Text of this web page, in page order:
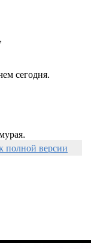
сегодня.
полной версии